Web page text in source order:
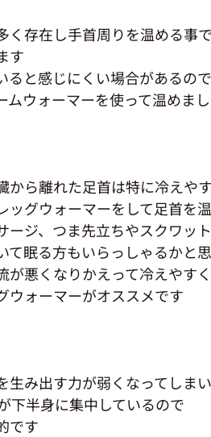
く存在し手首周りを温める事で
す
ると感じにくい場合があるので
ムウォーマーを使って温めま
から離れた足首は特に冷えや
ッグウォーマーをして足首を
ージ、つま先立ちやスクワッ
て眠る方もいらっしゃるかと
が悪くなりかえって冷えやす
ウォーマーがオススメです
生み出す力が弱くなってしま
下半身に集中しているので
です